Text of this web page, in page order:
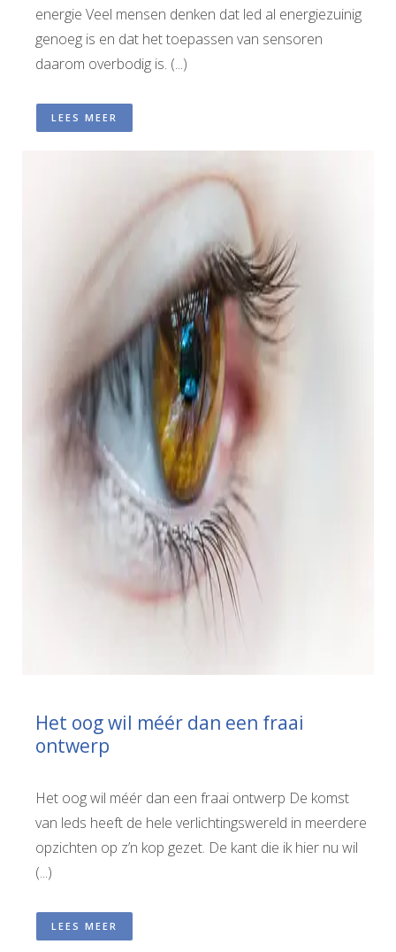
energie Veel mensen denken dat led al energiezuinig
genoeg is en dat het toepassen van sensoren
daarom overbodig is. (...)
LEES MEER
Het oog wil méér dan een fraai
ontwerp
Het oog wil méér dan een fraai ontwerp De komst
van leds heeft de hele verlichtingswereld in meerdere
opzichten op z’n kop gezet. De kant die ik hier nu wil
(...)
LEES MEER